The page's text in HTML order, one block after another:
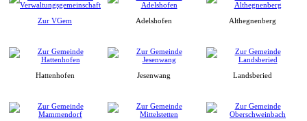
Zur VGem Adelshofen Althegnenberg
Hattenhofen Jesenwang Landsberied